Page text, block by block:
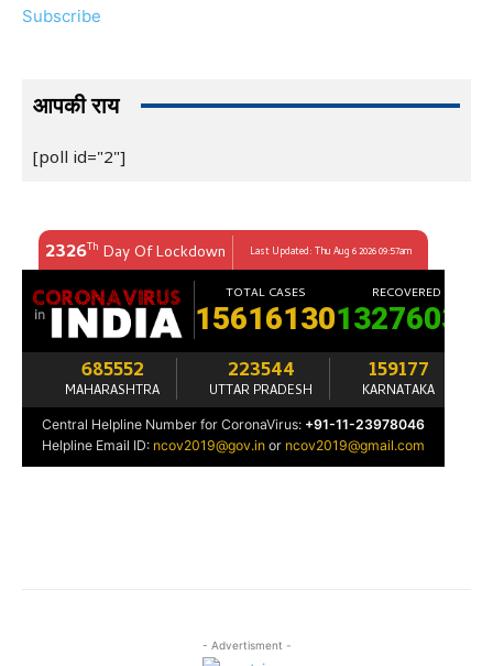
Subscribe
आपकी राय
[poll id="2"]
- Advertisment -